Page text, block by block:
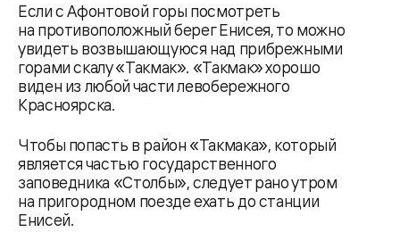
Если с Афонтовой горы посмотреть
на противоположный берег Енисея, то можно
увидеть возвышающуюся над прибрежными
горами скалу «Такмак». «Такмак» хорошо
виден из любой части левобережного
Красноярска.
Чтобы попасть в район «Такмака», который
является частью государственного
заповедника «Столбы», следует рано утром
на пригородном поезде ехать до станции
Енисей.